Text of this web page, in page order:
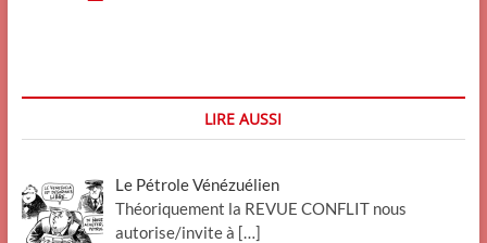
LIRE AUSSI
Le Pétrole Vénézuélien
Théoriquement la REVUE CONFLIT nous
autorise/invite à […]